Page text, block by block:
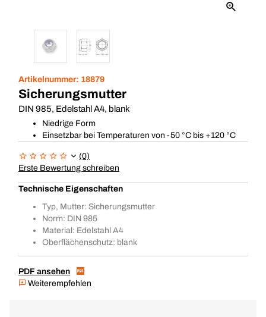
Artikelnummer: 18879
Sicherungsmutter
DIN 985, Edelstahl A4, blank
Niedrige Form
Einsetzbar bei Temperaturen von -50 °C bis +120 °C
(0)
Erste Bewertung schreiben
Technische Eigenschaften
Typ, Mutter: Sicherungsmutter
Norm: DIN 985
Material: Edelstahl A4
Oberflächenschutz: blank
PDF ansehen
Weiterempfehlen